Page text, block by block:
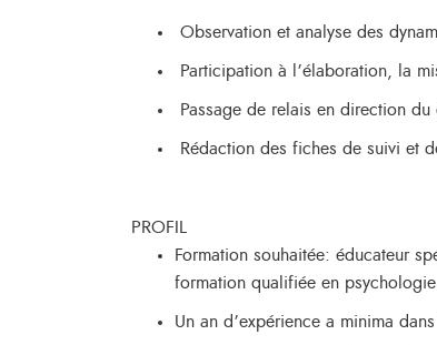
Observation et analyse des
Participation à l’élaboration, la
Passage de relais en direction du
Rédaction des fiches de suivi et
PROFIL
Formation souhaitée: éducateur
formation qualifiée en psychologie.
Un an d’expérience a minima